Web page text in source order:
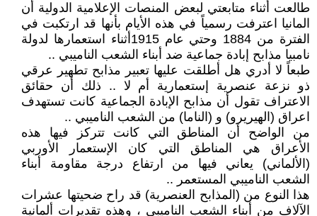
طالعت أثناء متابعتي لبعض المنصات الإعلامية الدولية أن
المانيا اعترفت رسمياً في هذه الأيام بأنها قد ارتكبت في
الفترة من 1884 وحتي عام 1915أثناء استعمارها لدولة
نامبيا مذابح إبادة جماعية ضد أبناء الشعب الناميبي ..
طبعاً لا أدري هل أطلقت عليها تعبير مذابح تطهير عرقي
ذو نزعة عنصرية إستعمارية أم لا .. ذلك أن حقائق
الاعتراف تقول أن مذابح الإبادة الجماعية كانت تستهدف
اعراق (الهيريرو) و (الناما) من الشعب الناميبي ..
من الواضح أن المناطق التي كانت تتركز فيها هذه
الأعراق هي المناطق التي كان الإستعمار الأوربي
(الألماني) يعاني فيها من ارتفاع درجة مقاومة أبناء
الشعب الناميبي المستعمر ..
هذا النوع من (المذابح العنصرية) قد راح ضحيتها عشرات
الآلاف من أبناء الشعب الناميبي ، وهذه تقديرات ألمانية